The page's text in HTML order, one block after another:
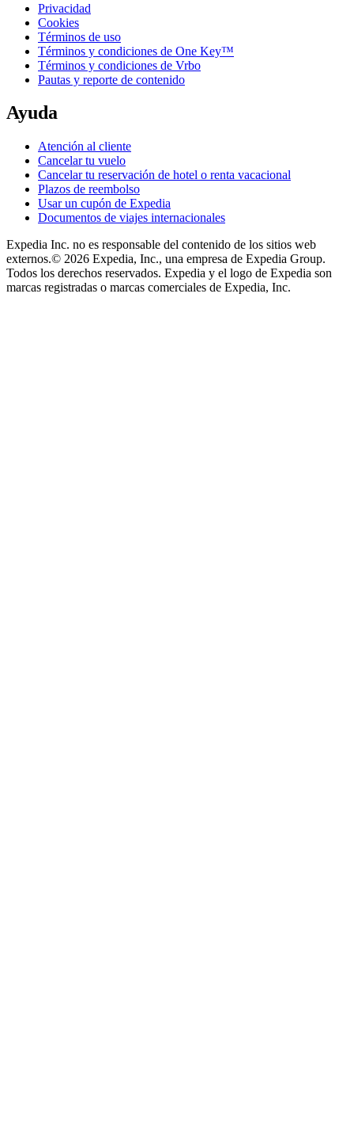
Privacidad
Cookies
Términos de uso
Términos y condiciones de One Key™
Términos y condiciones de Vrbo
Pautas y reporte de contenido
Ayuda
Atención al cliente
Cancelar tu vuelo
Cancelar tu reservación de hotel o renta vacacional
Plazos de reembolso
Usar un cupón de Expedia
Documentos de viajes internacionales
Expedia Inc. no es responsable del contenido de los sitios web
externos.© 2026 Expedia, Inc., una empresa de Expedia Group.
Todos los derechos reservados. Expedia y el logo de Expedia son
marcas registradas o marcas comerciales de Expedia, Inc.